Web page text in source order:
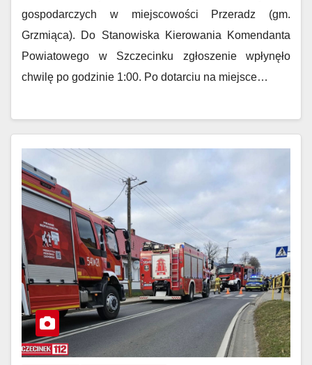
gospodarczych w miejscowości Przeradz (gm.
Grzmiąca). Do Stanowiska Kierowania Komendanta
Powiatowego w Szczecinku zgłoszenie wpłynęło
chwilę po godzinie 1:00. Po dotarciu na miejsce…